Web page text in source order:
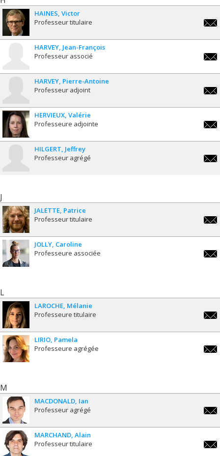
HAINES Victor
Professeur titulaire
HARVEY Jean-François
Professeur associé
HARVEY Pierre-Antoine
Professeur adjoint
HERVIEUX Valérie
Professeure adjointe
HILGERT Jeffrey
Professeur agrégé
J
JALETTE Patrice
Professeur titulaire
JOLLY Caroline
Professeure associée
L
LAROCHE Mélanie
Professeure titulaire
LIRIO Pamela
Professeure agrégée
M
MACDONALD Ian
Professeur agrégé
MARCHAND Alain
Professeur titulaire